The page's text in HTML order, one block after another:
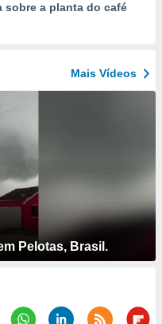
sobre a planta do café
Mais Vídeos
Pelotas, Brasil.